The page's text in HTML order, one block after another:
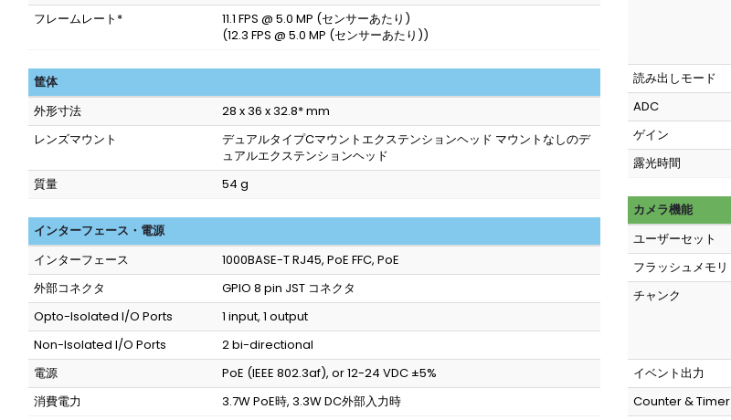
フレームレート*
11.1 FPS @ 5.0 MP (センサーあたり)
(12.3 FPS @ 5.0 MP (センサーあたり))
筐体
外形寸法
28 x 36 x 32.8* mm
レンズマウント
デュアルタイプCマウントエクステンションヘッド マウントなしのデ
ュアルエクステンションヘッド
質量
54 g
インターフェース・電源
インターフェース
1000BASE-T RJ45, PoE FFC, PoE
外部コネクタ
GPIO 8 pin JST コネクタ
Opto-Isolated I/O Ports
1 input, 1 output
Non-Isolated I/O Ports
2 bi-directional
電源
PoE (IEEE 802.3af), or 12-24 VDC ±5%
消費電力
3.7W PoE時, 3.3W DC外部入力時
読み出しモード
ADC
ゲイン
露光時間
カメラ機能
ユーザーセット
フラッシュメモリ
チャンク
イベント出力
Counter & Timer